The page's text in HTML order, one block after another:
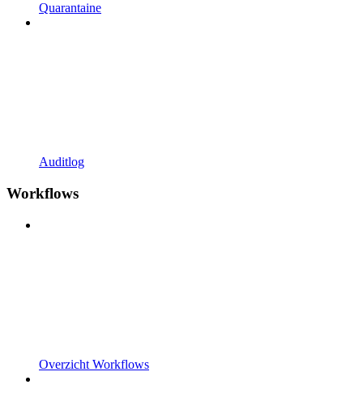
Quarantaine
Auditlog
Workflows
Overzicht Workflows